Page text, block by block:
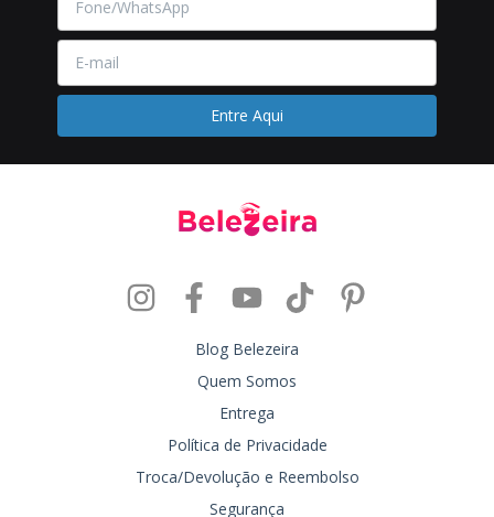
Blog Belezeira
Quem Somos
Entrega
Política de Privacidade
Troca/Devolução e Reembolso
Segurança